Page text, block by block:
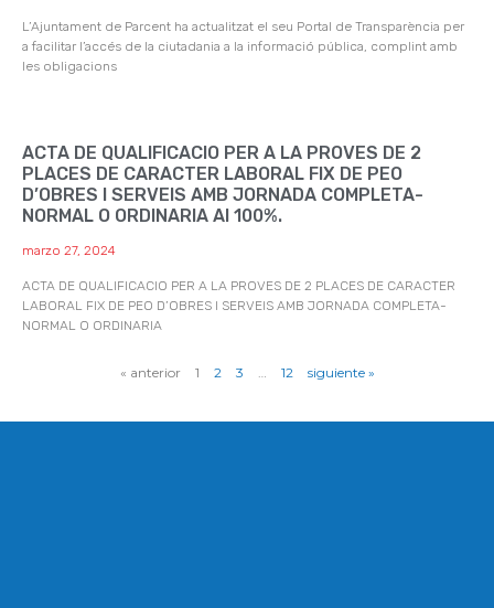
L’Ajuntament de Parcent ha actualitzat el seu Portal de Transparència per
a facilitar l’accés de la ciutadania a la informació pública, complint amb
les obligacions
ACTA DE QUALIFICACIO PER A LA PROVES DE 2
PLACES DE CARACTER LABORAL FIX DE PEO
D’OBRES I SERVEIS AMB JORNADA COMPLETA-
NORMAL O ORDINARIA Al 100%.
marzo 27, 2024
ACTA DE QUALIFICACIO PER A LA PROVES DE 2 PLACES DE CARACTER
LABORAL FIX DE PEO D’OBRES I SERVEIS AMB JORNADA COMPLETA-
NORMAL O ORDINARIA
« anterior 1 2 3 12 siguiente »